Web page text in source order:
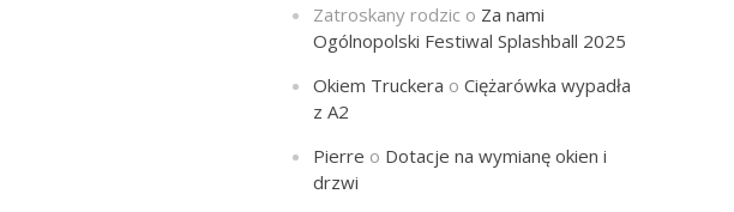
Zatroskany rodzic o Za nami
Ogólnopolski Festiwal Splashball 2025
Okiem Truckera oCiężarówka wypadła
z A2
Pierre o Dotacje na wymianę okien i
drzwi